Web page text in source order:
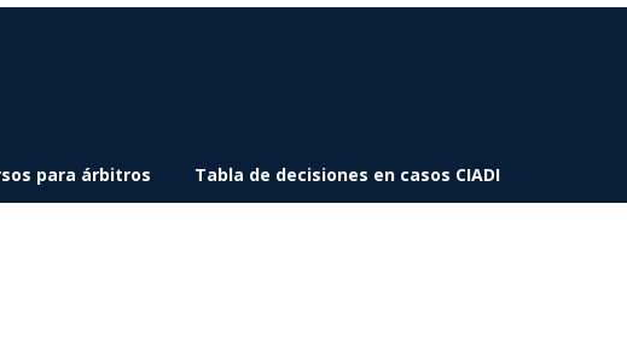
para árbitros Tabla de decisiones en casos CIADI